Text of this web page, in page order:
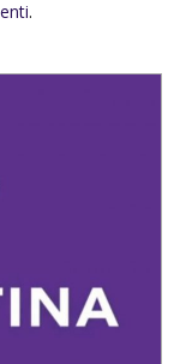
.